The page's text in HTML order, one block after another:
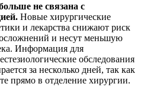
не связана с
Новые хирургические
и лекарства снижают риск
и несут меньшую
Информация для
обследования
за несколько дней, так как
прямо в отделение хирургии.